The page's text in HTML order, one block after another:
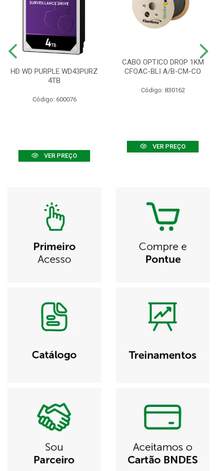
HD WD PURPLE WD43PURZ
4TB
Código: 600076
VER PREÇO
CABO OPTICO DROP 1KM
CFOAC-BLI A/B-CM-CO
Código: 830162
VER PREÇO